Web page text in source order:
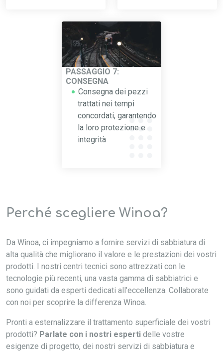
PASSAGGIO 7:
CONSEGNA
Consegna dei pezzi
trattati nei tempi
concordati, garantendo
la loro protezione e
integrità
Perché scegliere Winoa?
Da Winoa, ci impegniamo a fornire servizi di sabbiatura di
alta qualità che migliorano il valore e le prestazioni dei vostri
prodotti. I nostri centri tecnici sono attrezzati con le
tecnologie più recenti, una vasta gamma di sabbiatrici e
sono guidati da esperti dedicati all’eccellenza. Collaborate
con noi per scoprire la differenza Winoa.
Pronti a esternalizzare il trattamento superficiale dei vostri
prodotti? Parlate con i nostri esperti delle vostre
esigenze di progetto, dei nostri servizi di sabbiatura e